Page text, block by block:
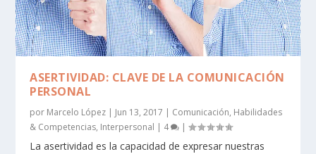
ASERTIVIDAD: CLAVE DE LA COMUNICACIÓN
PERSONAL
por Marcelo López | Jun 13, 2017 | Comunicación, Habilidades
& Competencias, Interpersonal | 4 |
La asertividad es la capacidad de expresar nuestras